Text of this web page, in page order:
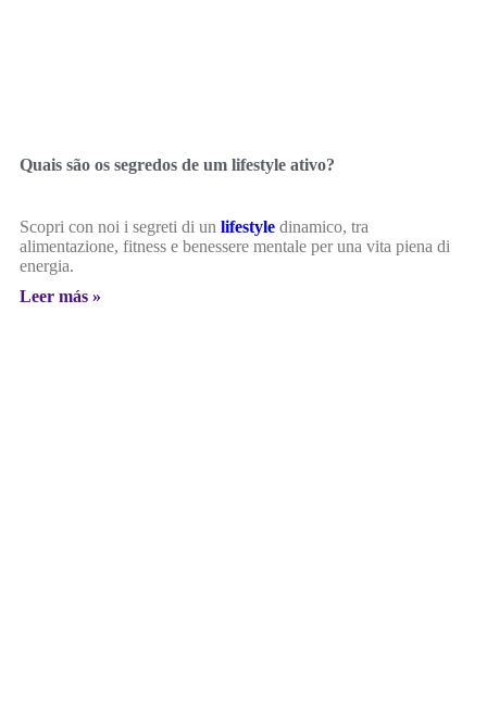
Quais são os segredos de um lifestyle ativo?
Scopri con noi i segreti di un lifestyle dinamico, tra
alimentazione, fitness e benessere mentale per una vita piena di
energia.
Leer más »